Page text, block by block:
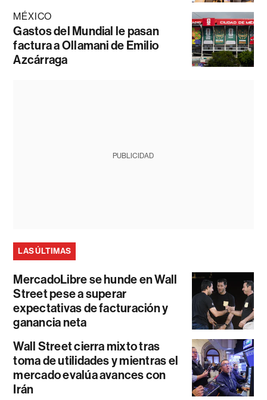
MÉXICO
Gastos del Mundial le pasan
factura a Ollamani de Emilio
Azcárraga
PUBLICIDAD
LAS ÚLTIMAS
MercadoLibre se hunde en Wall
Street pese a superar
expectativas de facturación y
ganancia neta
Wall Street cierra mixto tras
toma de utilidades y mientras el
mercado evalúa avances con
Irán